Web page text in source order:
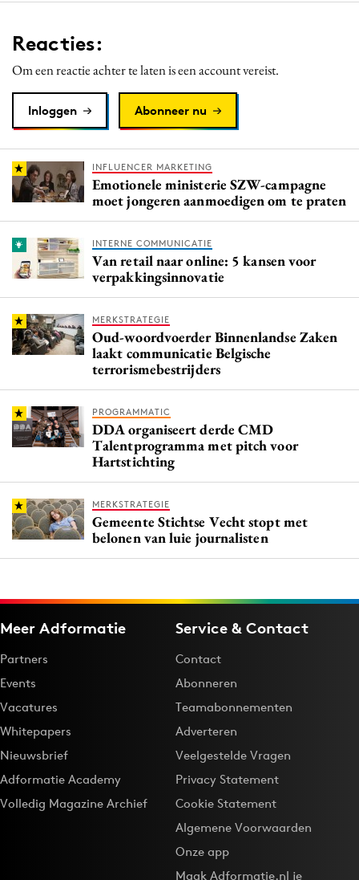
Reacties:
Om een reactie achter te laten is een account vereist.
Inloggen Abonneer nu
INFLUENCER MARKETING
Emotionele ministerie SZW-campagne
moet jongeren aanmoedigen om te praten
INTERNE COMMUNICATIE
Van retail naar online: 5 kansen voor
verpakkingsinnovatie
MERKSTRATEGIE
Oud-woordvoerder Binnenlandse Zaken
laakt communicatie Belgische
terrorismebestrijders
PROGRAMMATIC
DDA organiseert derde CMD
Talentprogramma met pitch voor
Hartstichting
MERKSTRATEGIE
Gemeente Stichtse Vecht stopt met
belonen van luie journalisten
Meer Adformatie
Partners
Events
Vacatures
Whitepapers
Nieuwsbrief
Adformatie Academy
Volledig Magazine Archief
Service & Contact
Contact
Abonneren
Teamabonnementen
Adverteren
Veelgestelde Vragen
Privacy Statement
Cookie Statement
Algemene Voorwaarden
Onze app
Maak Adformatie.nl je